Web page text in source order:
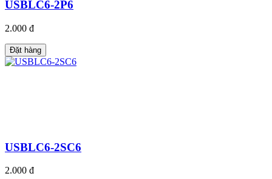
USBLC6-2P6
2.000 đ
Đặt hàng
USBLC6-2SC6
2.000 đ